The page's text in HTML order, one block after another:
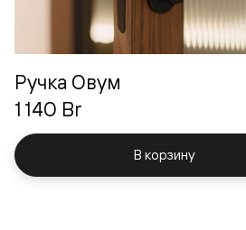
Ручка Овум
1 140 Br
В корзину